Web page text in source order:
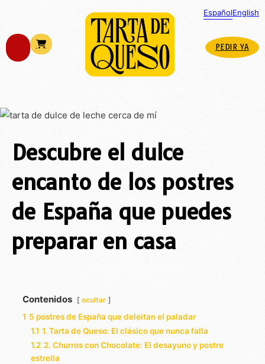
PEDIR YA
EspañolEnglish
Descubre el dulce
encanto de los postres
de España que puedes
preparar en casa
Contenidos ocultar
1 5 postres de España que deleitan el paladar
1.1 1. Tarta de Queso: El clásico que nunca falla
1.2 2. Churros con Chocolate: El desayuno y postre
estrella